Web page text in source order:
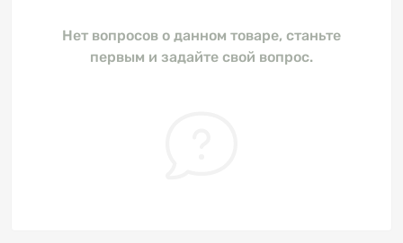
Нет вопросов о данном товаре, станьте
первым и задайте свой вопрос.